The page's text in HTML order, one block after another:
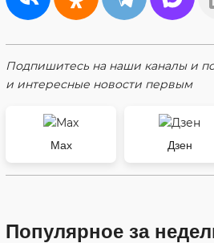
Подпишитесь на наши каналы и
и интересные новости первым
Max Дзен
Популярное за